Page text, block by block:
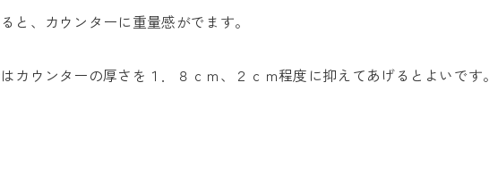
と、カウンターに重量感がでます。
カウンターの厚さを１．８ｃｍ、２ｃｍ程度に抑えてあげるとよいです。